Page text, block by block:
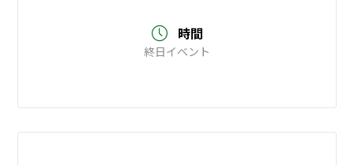
時間
終日イベント